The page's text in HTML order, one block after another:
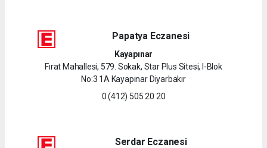
Papatya Eczanesi
Kayapınar
Fırat Mahallesi, 579. Sokak, Star Plus Sitesi, I-Blok
No:3 1A Kayapınar Diyarbakır
0 (412) 505 20 20
Serdar Eczanesi